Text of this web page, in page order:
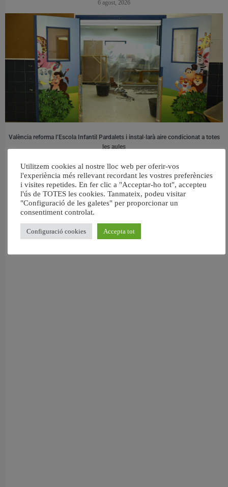
6 agost, 2026
València reforma l’Escola Infantil Pardalets i instal·larà aire condicionat a totes
les aules
Utilitzem cookies al nostre lloc web per oferir-vos
l'experiència més rellevant recordant les vostres preferències
i visites repetides. En fer clic a "Acceptar-ho tot", accepteu
l'ús de TOTES les cookies. Tanmateix, podeu visitar
"Configuració de les galetes" per proporcionar un
consentiment controlat.
Configuració cookies Accepta tot